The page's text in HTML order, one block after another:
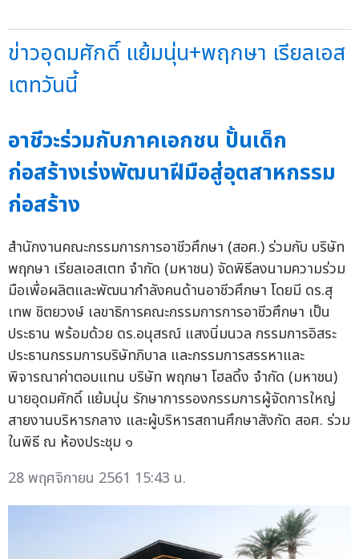
ข่าวอุดมศักดิ์ แย้มนุ่น+พฤกษา เรียลเอส
เตทวันนี้
อาชีวะร่วมกับภาคเอกชน ปั้นเด็ก
ก่อสร้างเร่งพัฒนาฝีมือสู่อุตสาหกรรม
ก่อสร้าง
สำนักงานคณะกรรมการการอาชีวศึกษา (สอศ.) ร่วมกับ บริษัท
พฤกษา เรียลเอสเตท จำกัด (มหาชน) จัดพิธีลงนามความร่วม
มือเพื่อผลิตและพัฒนากำลังคนด้านอาชีวศึกษา โดยมี ดร.สุ
เทพ ชิตยวงษ์ เลขาธิการคณะกรรมการการอาชีวศึกษา เป็น
ประธาน พร้อมด้วย ดร.อนุสรณ์ แสงนิ่มนวล กรรมการอิสระ
ประธานกรรมการบริษัทภิบาล และกรรมการสรรหาและ
พิจารณาค่าตอบแทน บริษัท พฤกษา โฮลดิ้ง จำกัด (มหาชน)
นายอุดมศักดิ์ แย้มนุ่น รักษาการรองกรรมการผู้จัดการใหญ่
สายงานบริหารกลาง และผู้บริหารสถานศึกษาสังกัด สอศ. ร่วม
ในพิธี ณ ห้องประชุม ๑
28 พฤศจิกายน 2561 15:43 น.